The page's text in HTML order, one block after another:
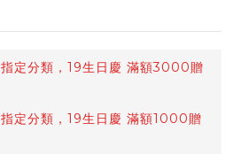
指定分類，19生日慶 滿額3000贈
指定分類，19生日慶 滿額1000贈